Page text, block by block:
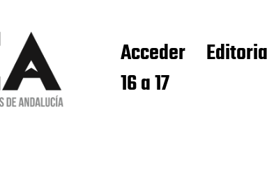
Acceder
16 a 17